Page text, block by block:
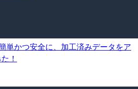
単かつ安全に、加工済みデータをア
！